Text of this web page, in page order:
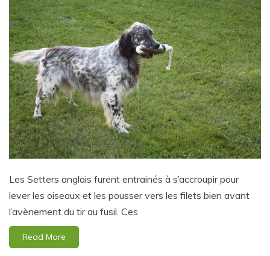
Les Setters anglais furent entrainés à s’accroupir pour
lever les oiseaux et les pousser vers les filets bien avant
l’avènement du tir au fusil. Ces
Read More